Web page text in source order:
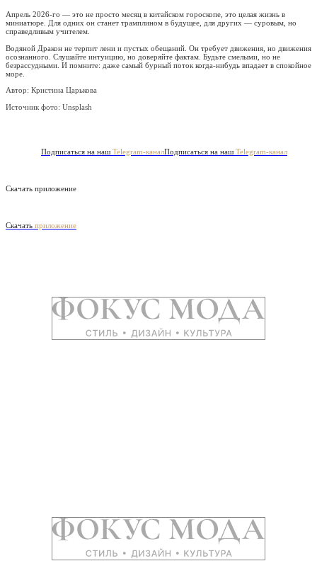
Апрель 2026-го — это не просто месяц в китайском гороскопе, это целая жизнь в
миниатюре. Для одних он станет трамплином в будущее, для других — суровым, но
справедливым учителем.
Водяной Дракон не терпит лени и пустых обещаний. Он требует движения, но движения
осознанного. Слушайте интуицию, но доверяйте фактам. Будьте смелыми, но не
безрассудными. И помните: даже самый бурный поток когда-нибудь впадает в спокойное
море.
Автор: Кристина Царькова
Источник фото: Unsplash
Подписаться на наш Telegram-каналПодписаться на наш Telegram-канал
Скачать приложение
Скачать приложение